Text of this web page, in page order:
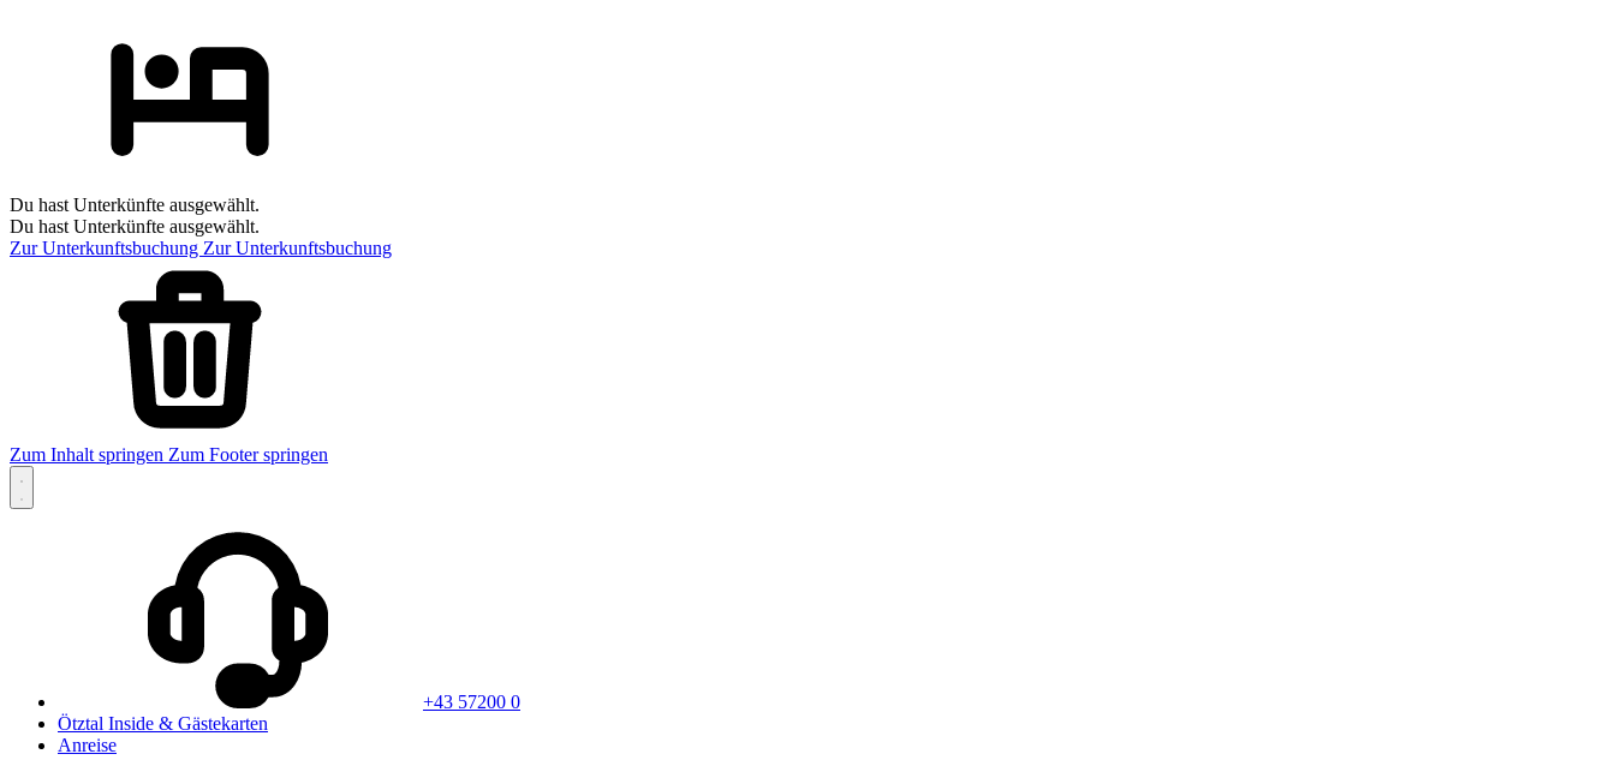
Du hast Unterkünfte ausgewählt.
Du hast Unterkünfte ausgewählt.
Zur Unterkunftsbuchung Zur Unterkunftsbuchung
Zum Inhalt springen Zum Footer springen
+43 57200 0
Ötztal Inside & Gästekarten
Anreise